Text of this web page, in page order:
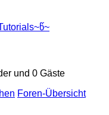
und 0 Gäste
Foren-Übersicht